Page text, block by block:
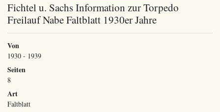
Fichtel u. Sachs Information zur Torpedo
Freilauf Nabe Faltblatt 1930er Jahre
Von
1930 - 1939
Seiten
8
Art
Faltblatt